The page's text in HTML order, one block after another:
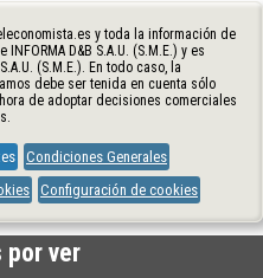
y toda la información de
D&B S.A.U. (S.M.E.) y es
(S.M.E.). En todo caso, la
debe ser tenida en cuenta sólo
de adoptar decisiones comerciales
Condiciones Generales
Configuración de cookies
por ver